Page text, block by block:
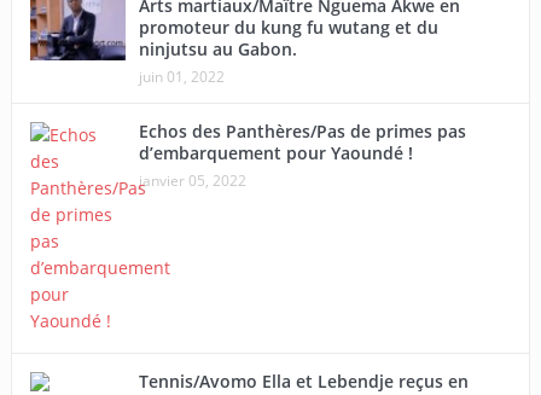
Arts martiaux/Maître Nguema Akwe en
promoteur du kung fu wutang et du
ninjutsu au Gabon.
juin 01, 2022
Echos des Panthères/Pas de primes pas
d’embarquement pour Yaoundé !
janvier 05, 2022
Tennis/Avomo Ella et Lebendje reçus en